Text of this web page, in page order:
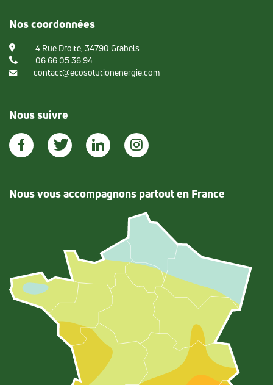
Nos coordonnées
4 Rue Droite, 34790 Grabels
06 66 05 36 94
contact@ecosolutionenergie.com
Nous suivre
Nous vous accompagnons partout en France